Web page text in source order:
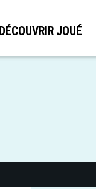
DÉCOUVRIR JOUÉ